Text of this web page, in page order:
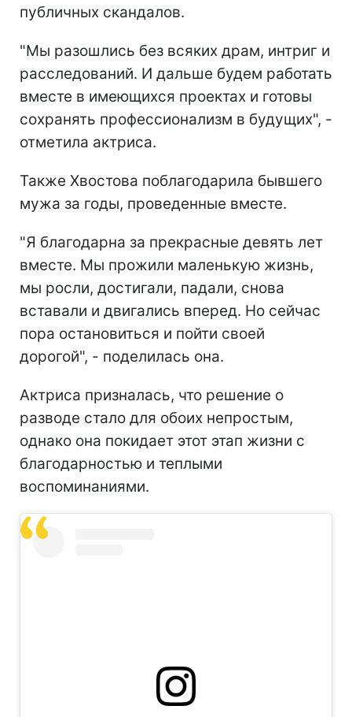
публичных скандалов.
"Мы разошлись без всяких драм, интриг и
расследований. И дальше будем работать
вместе в имеющихся проектах и готовы
сохранять профессионализм в будущих", -
отметила актриса.
Также Хвостова поблагодарила бывшего
мужа за годы, проведенные вместе.
"Я благодарна за прекрасные девять лет
вместе. Мы прожили маленькую жизнь,
мы росли, достигали, падали, снова
вставали и двигались вперед. Но сейчас
пора остановиться и пойти своей
дорогой", - поделилась она.
Актриса призналась, что решение о
разводе стало для обоих непростым,
однако она покидает этот этап жизни с
благодарностью и теплыми
воспоминаниями.